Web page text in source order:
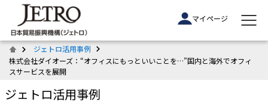
マイページ
ジェトロ活用事例
株式会社ダイオーズ：“オフィスにもっといいことを…”国内と海外でオフィ
スサービスを展開
ジェトロ活用事例